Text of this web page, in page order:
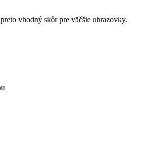
vhodný skôr pre väčšie obrazovky.